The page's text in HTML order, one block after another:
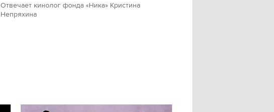
Отвечает кинолог фонда «Ника» Кристина
Непряхина